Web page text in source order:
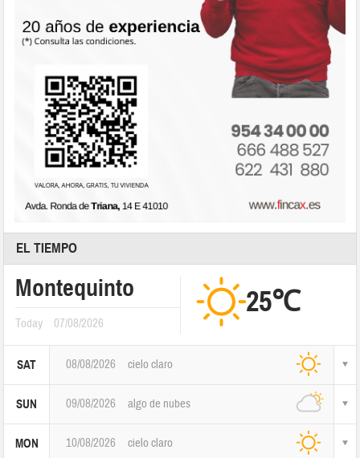
EL TIEMPO
Montequinto
Today 07/08/2026
25℃
SAT 08/08/2026 cielo claro
SUN 09/08/2026 algo de nubes
MON 10/08/2026 cielo claro